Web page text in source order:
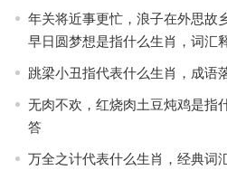
年关将近事更忙，浪子在外思故
早日圆梦想是指什么生肖，词汇
跳梁小丑指代表什么生肖，成语
无肉不欢，红烧肉土豆炖鸡是指
答
万全之计代表什么生肖，经典词